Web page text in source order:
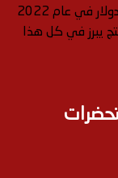
السوق الضخمة، سينمو السوق من 507.8 مليار دولار في عام 2022
يجعل المنتج يبرز في كل هذا